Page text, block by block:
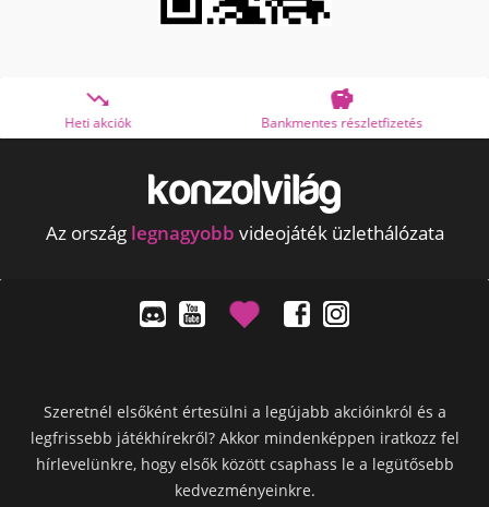
Bankmentes részletfizetés OTP Online Áruhitel
Az ország legnagyobb videojáték üzlethálózata
Szeretnél elsőként értesülni a legújabb akcióinkról és a
legfrissebb játékhírekről? Akkor mindenképpen iratkozz fel
hírlevelünkre, hogy elsők között csaphass le a legütősebb
kedvezményeinkre.